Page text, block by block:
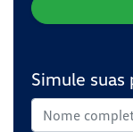
Simule suas